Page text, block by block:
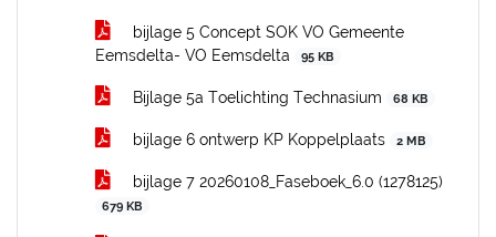
bijlage 5 Concept SOK VO Gemeente
Eemsdelta- VO Eemsdelta
95 KB
Bijlage 5a Toelichting Technasium 68 KB
bijlage 6 ontwerp KP Koppelplaats 2 MB
bijlage 7 20260108_Faseboek_6.0 (1278125)
679 KB